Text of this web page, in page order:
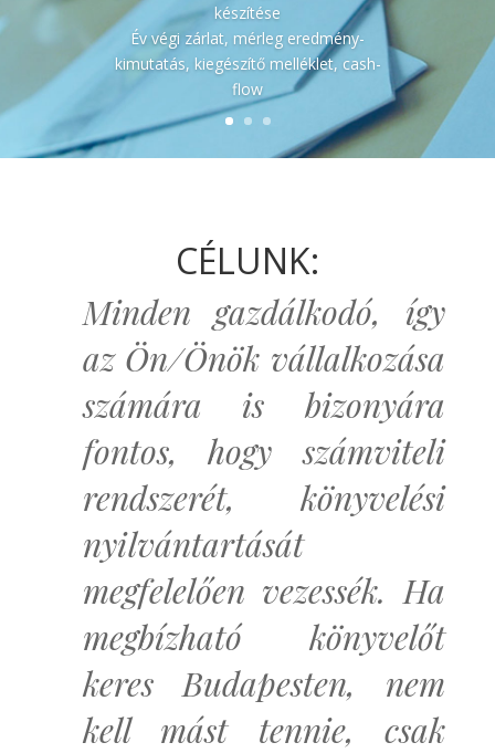
készítése
Év végi zárlat, mérleg eredmény-
kimutatás, kiegészítő melléklet, cash-
flow
CÉLUNK:
Minden gazdálkodó, így
az Ön/Önök vállalkozása
számára is bizonyára
fontos, hogy számviteli
rendszerét, könyvelési
nyilvántartását
megfelelően vezessék. Ha
megbízható könyvelőt
keres Budapesten, nem
kell mást tennie, csak